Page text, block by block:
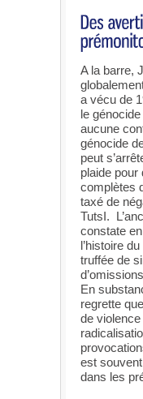
A la barre,
a vécu de
le
aucune
génocide
peut
plaide pour
complètes
taxé de
TutsI.
constate
l’histoire
truffée de
En
regrette
de
est
dans les